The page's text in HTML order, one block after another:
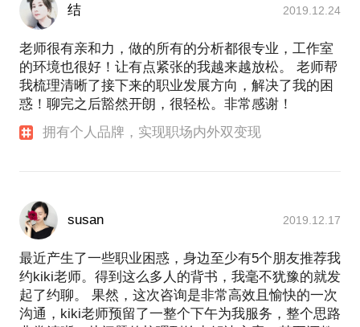
结 2019.12.24
老师很有亲和力，做的所有的分析都很专业，工作室
的环境也很好！让有点紧张的我越来越放松。 老师帮
我梳理清晰了接下来的职业发展方向，解决了我的困
惑！聊完之后豁然开朗，很轻松。非常感谢！
拥有个人品牌，实现职场内外双变现
susan 2019.12.17
最近产生了一些职业困惑，身边至少有5个朋友推荐我
约kiki老师。得到这么多人的背书，我毫不犹豫的就发
起了约聊。 果然，这次咨询是非常高效且愉快的一次
沟通，kiki老师预留了一整个下午为我服务，整个思路